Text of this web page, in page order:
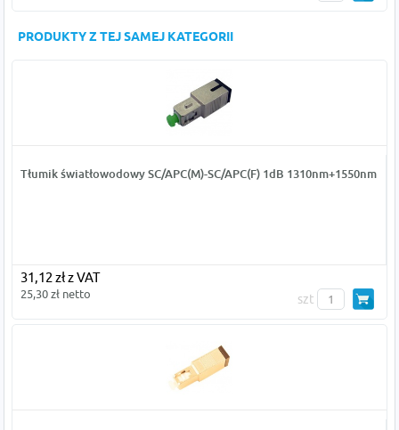
PRODUKTY Z TEJ SAMEJ KATEGORII
Tłumik światłowodowy SC/APC(M)-SC/APC(F) 1dB 1310nm+1550nm
31,12 zł z VAT
25,30 zł netto szt